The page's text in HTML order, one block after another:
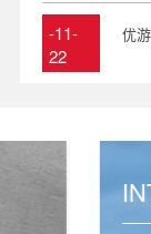
-11-
22
2024
优